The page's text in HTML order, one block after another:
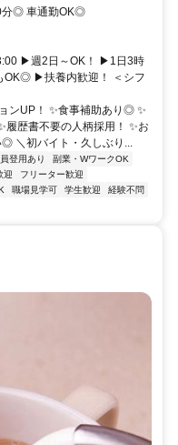
分◎ 車通勤OK◎
▶週2日～OK！ ▶1日3時
OK◎ ▶扶養内歓迎！ ＜シフ
ンUP！ ✨食事補助あり◎ ✨
履歴書不要の人柄採用！ ✨お
＼初バイト・久しぶり...
登用あり
副業・WワークOK
迎
フリーター歓迎
職場見学可 学生歓迎
経験不問